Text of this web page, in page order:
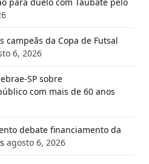
campeãs da Copa de Futsal
6, 2026
SP sobre
com mais de 60 anos
debate financiamento da
agosto 6, 2026